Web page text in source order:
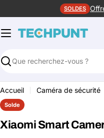
au
contenu
SOLDES
Rechercher
Accueil Caméra de sécurité
Solde
Xiaomi Smart